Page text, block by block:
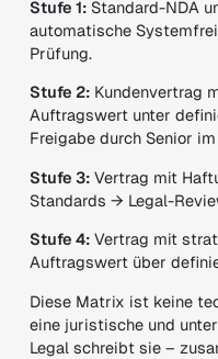
Stufe 1:Standard-NDA
automatische
Prüfung.
Stufe 2:Kundenvertrag
Auftragswert unter
Freigabe durch Senior
Stufe 3:Vertrag mit
Standards → Legal-
Stufe 4:Vertrag mit
Auftragswert über
Diese Matrix ist keine
eine juristische und
Legal schreibt sie –